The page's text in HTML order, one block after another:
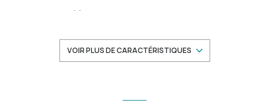
2 chambre(s)
VOIR PLUS DE CARACTÉRISTIQUES